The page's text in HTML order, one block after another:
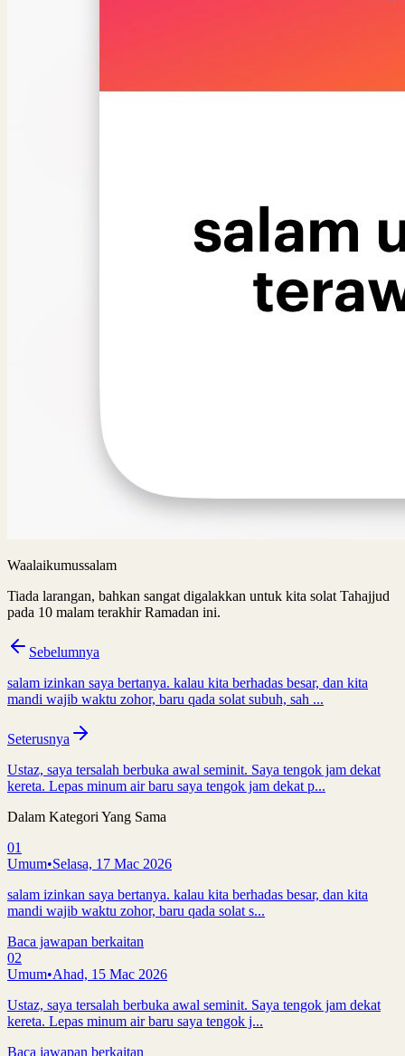
Waalaikumussalam
Tiada larangan, bahkan sangat digalakkan untuk kita solat Tahajjud
pada 10 malam terakhir Ramadan ini.
Sebelumnya
salam izinkan saya bertanya. kalau kita berhadas besar, dan kita
mandi wajib waktu zohor, baru qada solat subuh, sah ...
Seterusnya
Ustaz, saya tersalah berbuka awal seminit. Saya tengok jam dekat
kereta. Lepas minum air baru saya tengok jam dekat p...
Dalam Kategori Yang Sama
01
Umum•Selasa, 17 Mac 2026
salam izinkan saya bertanya. kalau kita berhadas besar, dan kita
mandi wajib waktu zohor, baru qada solat s...
Baca jawapan berkaitan
02
Umum•Ahad, 15 Mac 2026
Ustaz, saya tersalah berbuka awal seminit. Saya tengok jam dekat
kereta. Lepas minum air baru saya tengok j...
Baca jawapan berkaitan